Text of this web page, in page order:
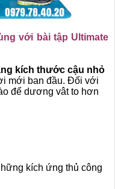
với bài tập Ultimate
kích thước cậu nhỏ
mới ban đầu. Đối với
để dương vât to hơn
kích ứng thủ công